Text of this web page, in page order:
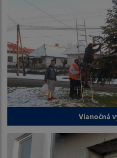
Vianočná